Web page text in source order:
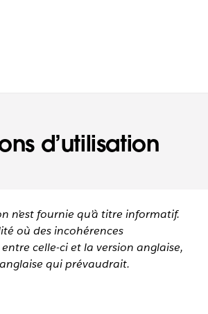
d’utilisation
n’est fournie qu’à titre informatif.
où des incohérences
celle-ci et la version anglaise,
anglaise qui prévaudrait.